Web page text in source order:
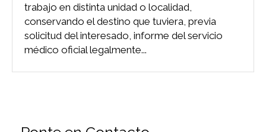
trabajo en distinta unidad o localidad,
conservando el destino que tuviera, previa
solicitud del interesado, informe del servicio
médico oficial legalmente...